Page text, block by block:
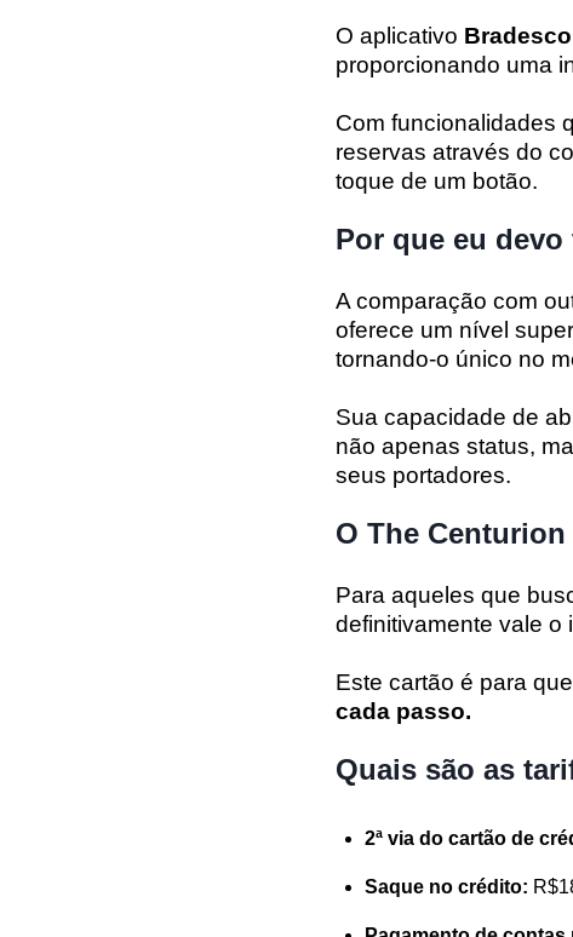
O aplicativo Bradesco
proporcionando uma
Com funcionalidades
reservas através do
toque de um botão.
Por que eu
A comparação com
oferece um nível
tornando-o único no
Sua capacidade de
não apenas status,
seus portadores.
O The
Para aqueles que
definitivamente vale o
Este cartão é para
cada passo.
Quais são as
2ª via do cartão de
Saque no crédito: